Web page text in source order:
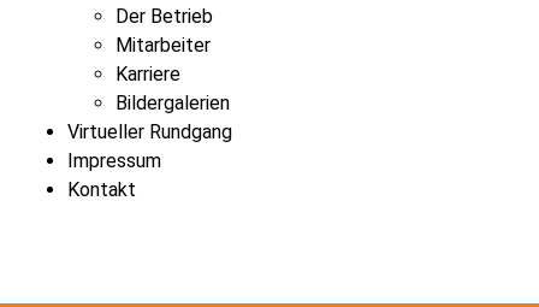
Der Betrieb
Mitarbeiter
Karriere
Bildergalerien
Virtueller Rundgang
Impressum
Kontakt